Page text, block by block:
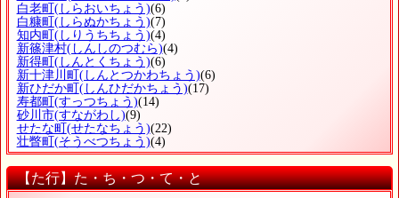
白老町(しらおいちょう)(6)
白糠町(しらぬかちょう)(7)
知内町(しりうちちょう)(4)
新篠津村(しんしのつむら)(4)
新得町(しんとくちょう)(6)
新十津川町(しんとつかわちょう)(6)
新ひだか町(しんひだかちょう)(17)
寿都町(すっつちょう)(14)
砂川市(すながわし)(9)
せたな町(せたなちょう)(22)
壮瞥町(そうべつちょう)(4)
【た行】た・ち・つ・て・と